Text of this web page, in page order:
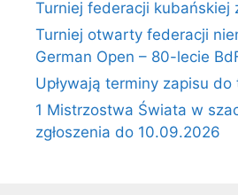
Turniej federacji kubańskiej
Turniej otwarty federacji
German Open – 80-lecie
Upływają terminy zapisu do
1 Mistrzostwa Świata w
zgłoszenia do 10.09.2026